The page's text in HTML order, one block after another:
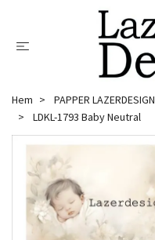
Hem PAPPER LAZERDESIGN
LDKL-1793 Baby Neutral